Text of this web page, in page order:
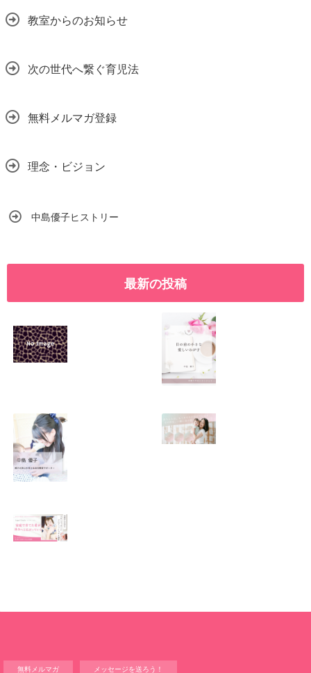
教室からのお知らせ
次の世代へ繋ぐ育児法
無料メルマガ登録
理念・ビジョン
中島優子ヒストリー
最新の投稿
2026.01.11 2026.01.08
りますように
2026.01.06
無料メルマガ メッセージを送ろう！